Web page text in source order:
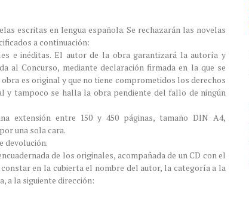
escritas en lengua española. Se rechazarán las novelas
a continuación:
e inéditas. El autor de la obra garantizará la autoría y
al Concurso, mediante declaración firmada en la que se
es original y que no tiene comprometidos los derechos
y tampoco se halla la obra pendiente del fallo de ningún
extensión entre 150 y 450 páginas, tamaño DIN A4,
una sola cara.
devolución.
de los originales, acompañada de un CD con el
en la cubierta el nombre del autor, la categoría a la
a la siguiente dirección: